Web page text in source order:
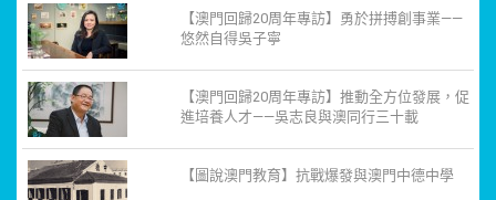
【澳門回歸20周年專訪】勇於拼搏創事業——
悠然自得吳子寧
【澳門回歸20周年專訪】推動全方位發展，促
進培養人才——吳志良與澳同行三十載
【圖說澳門教育】抗戰爆發與澳門中德中學